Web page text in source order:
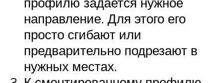
направление. Для этого его
просто сгибают или
предварительно подрезают в
нужных местах.